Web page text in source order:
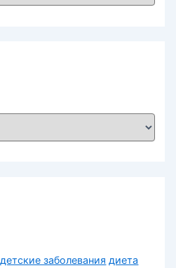
детские заболевания диета